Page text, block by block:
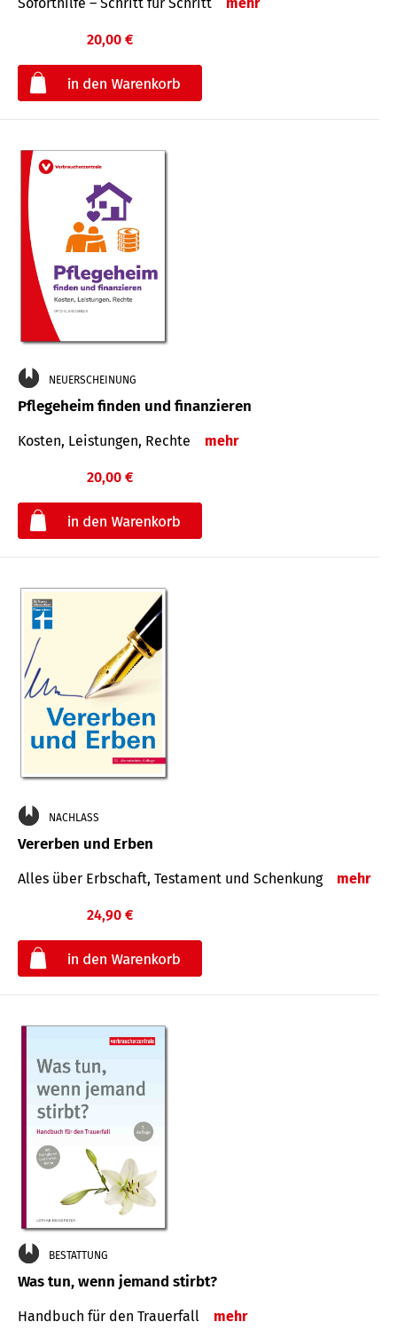
Soforthilfe – Schritt für Schritt mehr
20,00 €
NEUERSCHEINUNG
Pflegeheim finden und finanzieren
Kosten, Leistungen, Rechte mehr
20,00 €
NACHLASS
Vererben und Erben
Alles über Erbschaft, Testament und Schenkung mehr
24,90 €
BESTATTUNG
Was tun, wenn jemand stirbt?
Handbuch für den Trauerfall mehr